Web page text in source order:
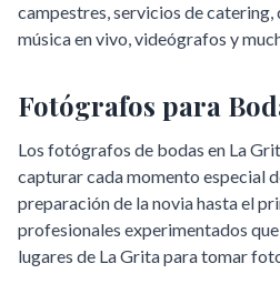
campestres, servicios de
música en vivo, videógrafos y
Fotógrafos para
Los fotógrafos de bodas en La
capturar cada momento especial
preparación de la novia hasta el
profesionales experimentados
lugares de La Gritapara tomar